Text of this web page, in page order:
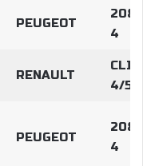
PEUGEOT
208
4
RENAULT
4/5
PEUGEOT
208
4